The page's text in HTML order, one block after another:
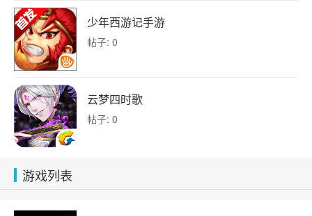
少年西游记手游
帖子: 0
云梦四时歌
帖子: 0
游戏列表